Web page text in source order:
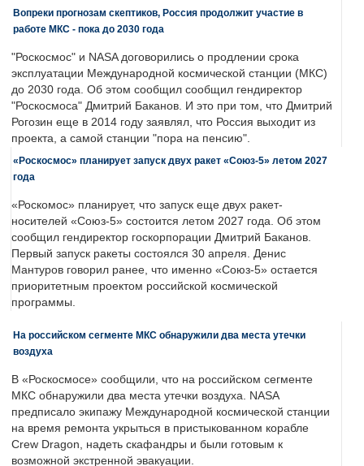
Вопреки прогнозам скептиков, Россия продолжит участие в
работе МКС - пока до 2030 года
"Роскосмос" и NASA договорились о продлении срока
эксплуатации Международной космической станции (МКС)
до 2030 года. Об этом сообщил сообщил гендиректор
"Роскосмоса" Дмитрий Баканов. И это при том, что Дмитрий
Рогозин еще в 2014 году заявлял, что Россия выходит из
проекта, а самой станции "пора на пенсию".
«Роскосмос» планирует запуск двух ракет «Союз-5» летом 2027
года
«Роскомос» планирует, что запуск еще двух ракет-
носителей «Союз-5» состоится летом 2027 года. Об этом
сообщил гендиректор госкорпорации Дмитрий Баканов.
Первый запуск ракеты состоялся 30 апреля. Денис
Мантуров говорил ранее, что именно «Союз-5» остается
приоритетным проектом российской космической
программы.
На российском сегменте МКС обнаружили два места утечки
воздуха
В «Роскосмосе» сообщили, что на российском сегменте
МКС обнаружили два места утечки воздуха. NASA
предписало экипажу Международной космической станции
на время ремонта укрыться в пристыкованном корабле
Crew Dragon, надеть скафандры и были готовым к
возможной экстренной эвакуации.